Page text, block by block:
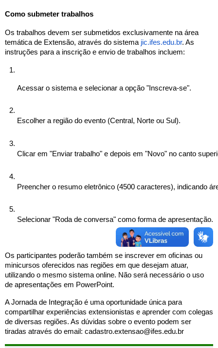
Como submeter trabalhos
Os trabalhos devem ser submetidos exclusivamente na área
temática de Extensão, através do sistema jic.ifes.edu.br. As
instruções para a inscrição e envio de trabalhos incluem:
Acessar o sistema e selecionar a opção "Inscreva-se".
Escolher a região do evento (Central, Norte ou Sul).
Clicar em "Enviar trabalho" e depois em "Novo" no canto
Preencher o resumo eletrônico (4500 caracteres), indicando
Selecionar "Roda de conversa" como forma de apresentação.
Os participantes poderão também se inscrever em oficinas ou
minicursos oferecidos nas regiões em que desejam atuar,
utilizando o mesmo sistema online. Não será necessário o uso
de apresentações em PowerPoint.
A Jornada de Integração é uma oportunidade única para
compartilhar experiências extensionistas e aprender com colegas
de diversas regiões. As dúvidas sobre o evento podem ser
tiradas através do email: cadastro.extensao@ifes.edu.br